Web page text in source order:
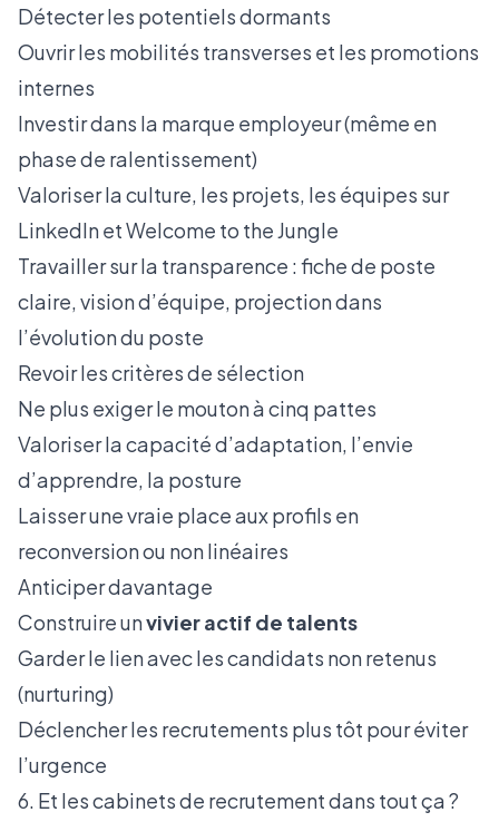
Détecter les potentiels dormants
Ouvrir les mobilités transverses et les promotions
internes
Investir dans la marque employeur (même en
phase de ralentissement)
Valoriser la culture, les projets, les équipes sur
LinkedIn et Welcome to the Jungle
Travailler sur la transparence : fiche de poste
claire, vision d’équipe, projection dans
l’évolution du poste
Revoir les critères de sélection
Ne plus exiger le mouton à cinq pattes
Valoriser la capacité d’adaptation, l’envie
d’apprendre, la posture
Laisser une vraie place aux profils en
reconversion ou non linéaires
Anticiper davantage
Construire unvivier actif de talents
Garder le lien avec les candidats non retenus
(nurturing)
Déclencher les recrutements plus tôt pour éviter
l’urgence
6. Et les cabinets de recrutement dans tout ça ?